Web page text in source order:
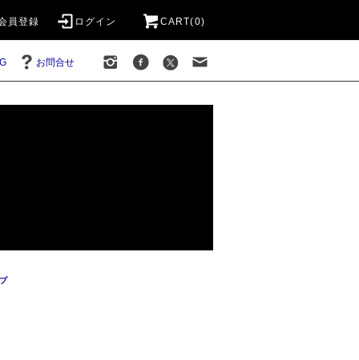
員登録 ログイン CART(0)
お問合せ